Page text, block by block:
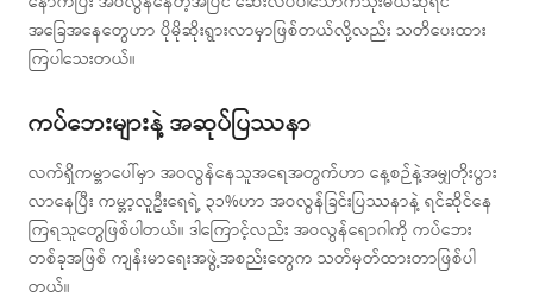
အခြေအနေတွေဟာ ပိုမိုဆိုးရွားလာမှာဖြစ်တယ်လို့လည်း သတိပေးထား
ကြပါသေးတယ်။
ကပ်ဘေးများနဲ့ အဆုပ်ပြဿနာ
လက်ရှိကမ္ဘာပေါ်မှာ အဝလွန်နေသူအရေအတွက်ဟာ နေ့စဉ်နဲ့အမျှတိုးပွား
လာနေပြီး ကမ္ဘာ့လူဦးရေရဲ့ ၃၁%ဟာ အဝလွန်ခြင်းပြဿနာနဲ့ ရင်ဆိုင်နေ
ကြရသူတွေဖြစ်ပါတယ်။ ဒါကြောင့်လည်း အဝလွန်ရောဂါကို ကပ်ဘေး
တစ်ခုအဖြစ် ကျန်းမာရေးအဖွဲ့အစည်းတွေက သတ်မှတ်ထားတာဖြစ်ပါ
တယ်။